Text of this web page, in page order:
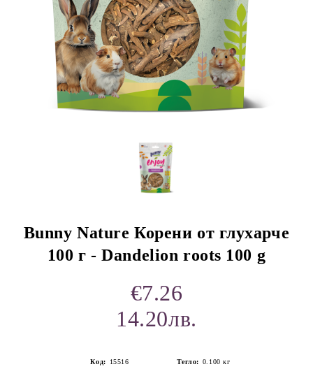
Bunny Nature Корени от глухарче
100 г - Dandelion roots 100 g
€7.26
14.20лв.
Код: 15516 Тегло: 0.100 кг